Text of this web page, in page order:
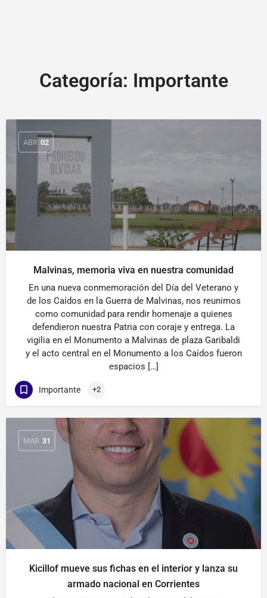
Categoría: Importante
ABR 02
Malvinas, memoria viva en nuestra comunidad
En una nueva conmemoración del Día del Veterano y
de los Caídos en la Guerra de Malvinas, nos reunimos
como comunidad para rendir homenaje a quienes
defendieron nuestra Patria con coraje y entrega. La
vigilia en el Monumento a Malvinas de plaza Garibaldi
y el acto central en el Monumento a los Caídos fueron
espacios […]
Importante +2
MAR 31
Kicillof mueve sus fichas en el interior y lanza su
armado nacional en Corrientes